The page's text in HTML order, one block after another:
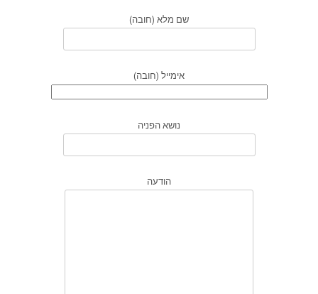
שם מלא (חובה)
אימייל (חובה)
נושא הפניה
הודעה